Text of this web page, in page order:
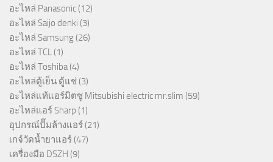
อะไหล่ Panasonic (12)
อะไหล่ Saijo denki (3)
อะไหล่ Samsung (26)
อะไหล่ TCL (1)
อะไหล่ Toshiba (4)
อะไหล่ตู้เย็น ตู้แช่ (3)
อะไหล่แท้แอร์มิตซู Mitsubishi electric mr.slim (59)
อะไหล่แอร์ Sharp (1)
อุปกรณ์ปั๊มล้างแอร์ (21)
เกจ์วัดน้ำยาแอร์ (47)
เครื่องมือ DSZH (9)